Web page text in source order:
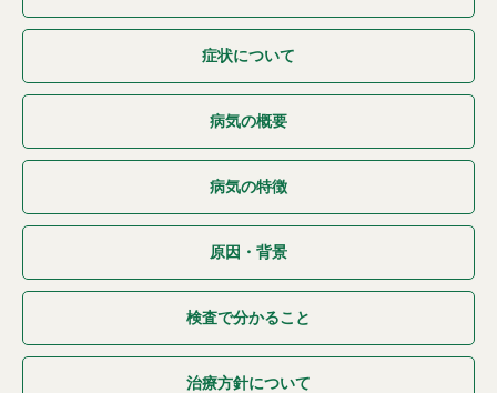
症状について
病気の概要
病気の特徴
原因・背景
検査で分かること
治療方針について